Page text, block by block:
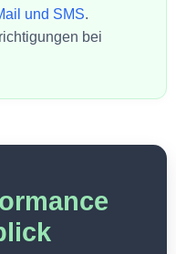
und SMS.
bei